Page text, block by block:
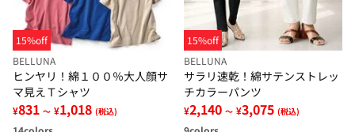
15%off
BELLUNA
ヒンヤリ！綿１００％大人顔サ
マ見えＴシャツ
¥831 ～ ¥1,018 (税込)
15%off
BELLUNA
サラリ速乾！綿サテンストレッ
チカラーパンツ
¥2,140 ～ ¥3,075 (税込)